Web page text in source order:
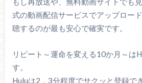
式の動画配信サービスでアップロー
聴するのが最も安心で確実です。
リピート～運命を変える10か月～は
す。
Huluは2，3分程度でサクッと登録で